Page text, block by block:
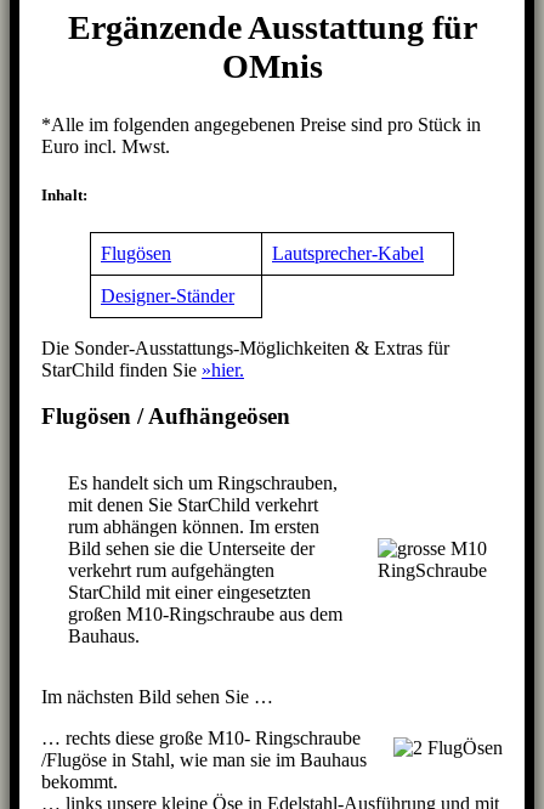
Ergänzende Ausstattung für
OMnis
*Alle im folgenden angegebenen Preise sind pro Stück in
Euro incl. Mwst.
Inhalt:
Flugösen Lautsprecher-Kabel
Designer-Ständer
Die Sonder-Ausstattungs-Möglichkeiten & Extras für
StarChild finden Sie »hier.
Flugösen / Aufhängeösen
Es handelt sich um Ringschrauben,
mit denen Sie StarChild verkehrt
rum abhängen können. Im ersten
Bild sehen sie die Unterseite der
verkehrt rum aufgehängten
StarChild mit einer eingesetzten
großen M10-Ringschraube aus dem
Bauhaus.
Im nächsten Bild sehen Sie …
… rechts diese große M10- Ringschraube
/Flugöse in Stahl, wie man sie im Bauhaus
bekommt.
… links unsere kleine Öse in Edelstahl-Ausführung und mit